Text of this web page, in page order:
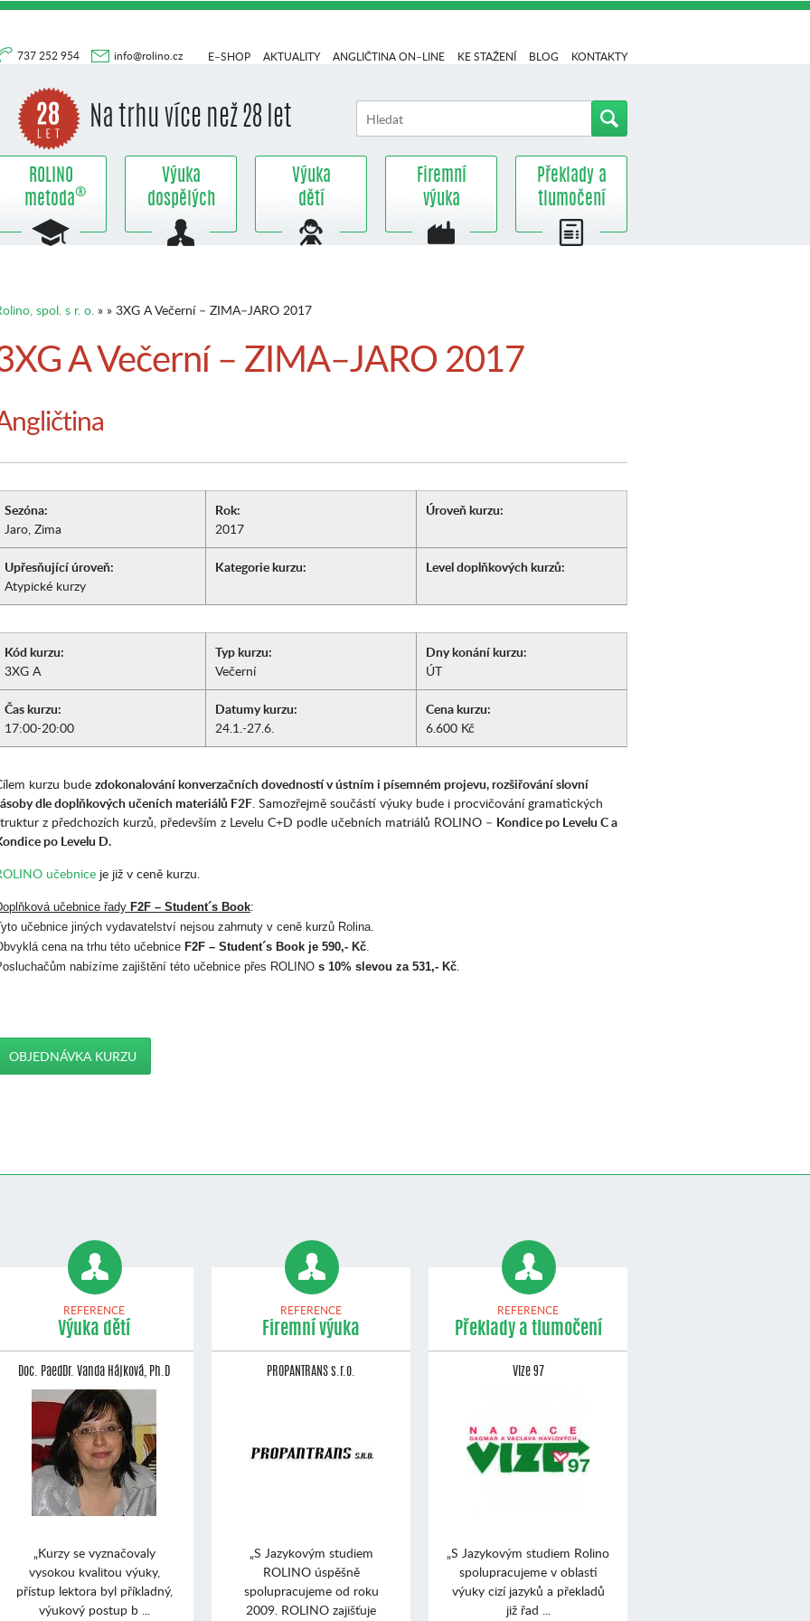
737 252 954 info@rolino.cz
Na trhu více než 28 let
E–SHOP AKTUALITY ANGLIČTINA ON–LINE KE STAŽENÍ BLOG KONTAKTY
ROLINO
metoda®
Výuka
dospělých
Výuka
dětí
Firemní
výuka
Překlady a
tlumočení
spol. s r. o. » » 3XG A Večerní – ZIMA–JARO 2017
A Večerní – ZIMA–JARO 2017
Sezóna:
Jaro, Zima
Rok:
2017
Úroveň kurzu:
Upřesňující úroveň:
Atypické kurzy
Kategorie kurzu: Level doplňkových kurzů:
Kód kurzu:
3XG A
Typ kurzu:
Večerní
Dny konání kurzu:
ÚT
Čas kurzu:
17:00-20:00
Datumy kurzu:
24.1.-27.6.
Cena kurzu:
6.600 Kč
kurzu bude zdokonalování konverzačních dovedností v ústním i písemném projevu, rozšiřování slovní
dle doplňkových učeních materiálů F2F. Samozřejmě součástí výuky bude i procvičování gramatických
z předchozích kurzů, především z Levelu C+D podle učebních matriálů ROLINO – Kondice po Levelu C a
po Levelu D.
učebnice je již v ceně kurzu.
učebnice řady F2F – Student´s Book:
učebnice jiných vydavatelství nejsou zahrnuty v ceně kurzů Rolina.
cena na trhu této učebnice F2F – Student´s Book je 590,- Kč.
nabízíme zajištění této učebnice přes ROLINO s 10% slevou za 531,- Kč.
OBJEDNÁVKA KURZU
REFERENCE
Výuka dětí
Doc. PaedDr. Vanda Hájková, Ph.D
„Kurzy se vyznačovaly
vysokou kvalitou výuky,
přístup lektora byl příkladný,
výukový postup b ...
REFERENCE
Firemní výuka
PROPANTRANS s.r.o.
„S Jazykovým studiem
ROLINO úspěšně
spolupracujeme od roku
2009. ROLINO zajišťuje
REFERENCE
Překlady a tlumočení
Vize 97
„S Jazykovým studiem Rolino
spolupracujeme v oblasti
výuky cizí jazyků a překladů
již řad ...